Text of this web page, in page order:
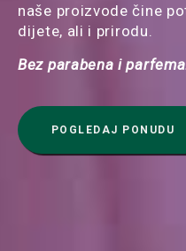
naše proizvode čine
dijete, ali i prirodu.
Bez parabena i
POGLEDAJ PONUDU